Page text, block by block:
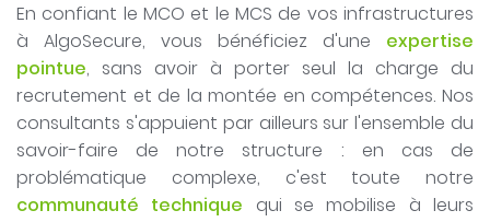
En confiant le MCO et le MCS de vos infrastructures
à AlgoSecure, vous bénéficiez d'une expertise
pointue, sans avoir à porter seul la charge du
recrutement et de la montée en compétences. Nos
consultants s'appuient par ailleurs sur l'ensemble du
savoir-faire de notre structure : en cas de
problématique complexe, c'est toute notre
communauté technique qui se mobilise à leurs